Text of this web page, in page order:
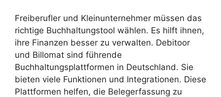
Freiberufler und Kleinunternehmer müssen das
richtige Buchhaltungstool wählen. Es hilft ihnen,
ihre Finanzen besser zu verwalten. Debitoor
und Billomat sind führende
Buchhaltungsplattformen in Deutschland. Sie
bieten viele Funktionen und Integrationen. Diese
Plattformen helfen, die Belegerfassung zu